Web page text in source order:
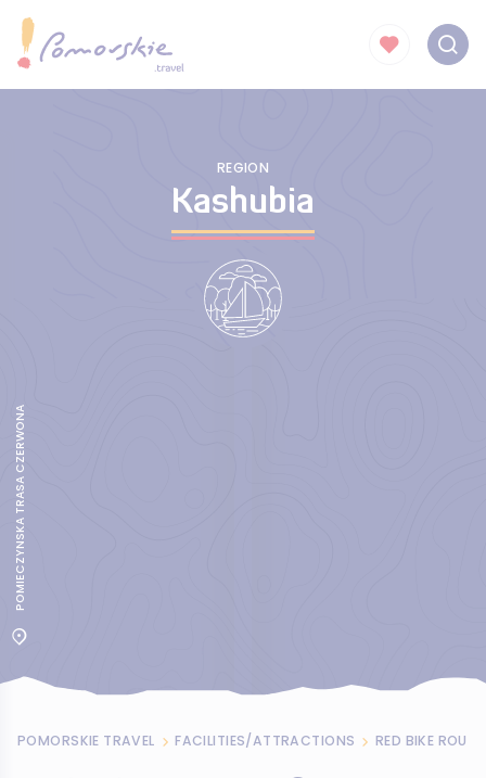
REGION
Kashubia
POMIECZYNSKA TRASA CZERWONA
POMORSKIE TRAVEL FACILITIES/ATTRACTIONS RED BIKE